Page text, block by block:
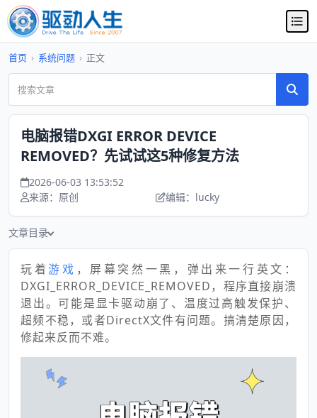
首页 › 系统问题 › 正文
电脑报错DXGI ERROR DEVICE
REMOVED？先试试这5种修复方法
2026-06-03 13:53:52
来源：原创
编辑：lucky
文章目录
玩着游戏 ，屏幕突然一黑，弹出来一行英文：
DXGI_ERROR_DEVICE_REMOVED，程序直接崩溃
退出。可能是显卡驱动崩了、温度过高触发保护、
超频不稳，或者DirectX文件有问题。搞清楚原因，
修起来反而不难。